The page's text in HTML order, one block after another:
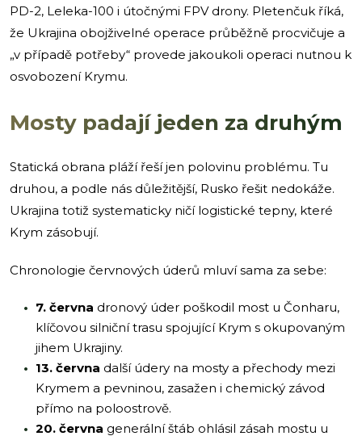
PD-2, Leleka-100 i útočnými FPV drony. Pletenčuk říká,
že Ukrajina obojživelné operace průběžně procvičuje a
„v případě potřeby“ provede jakoukoli operaci nutnou k
osvobození Krymu.
Mosty padají jeden za druhým
Statická obrana pláží řeší jen polovinu problému. Tu
druhou, a podle nás důležitější, Rusko řešit nedokáže.
Ukrajina totiž systematicky ničí logistické tepny, které
Krym zásobují.
Chronologie červnových úderů mluví sama za sebe:
7. června dronový úder poškodil most u Čonharu,
klíčovou silniční trasu spojující Krym s okupovaným
jihem Ukrajiny.
13. června další údery na mosty a přechody mezi
Krymem a pevninou, zasažen i chemický závod
přímo na poloostrově.
20. června generální štáb ohlásil zásah mostu u